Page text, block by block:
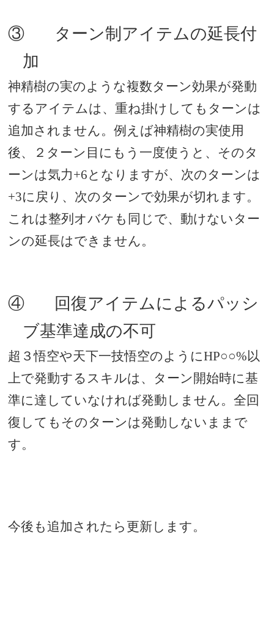
③
ターン制アイテムの延長付
加
神精樹の実のような複数ターン効果が発動
するアイテムは、重ね掛けしてもターンは
追加されません。例えば神精樹の実使用
後、２ターン目にもう一度使うと、そのタ
ーンは気力+6となりますが、次のターンは
+3に戻り、次のターンで効果が切れます。
これは整列オバケも同じで、動けないター
ンの延長はできません。
④
回復アイテムによるパッシ
ブ基準達成の不可
超３悟空や天下一技悟空のようにHP○○%以
上で発動するスキルは、ターン開始時に基
準に達していなければ発動しません。全回
復してもそのターンは発動しないままで
す。
今後も追加されたら更新します。